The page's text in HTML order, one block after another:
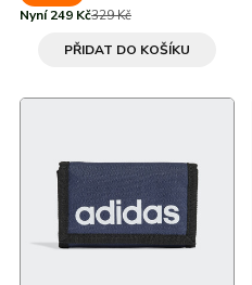
Nyní 249 Kč329 Kč
PŘIDAT DO KOŠÍKU